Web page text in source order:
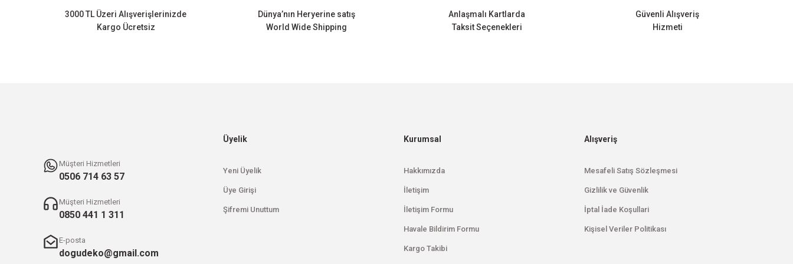
Ürün fiyatı diğer sitelerden daha pahalı.
Bu ürüne benzer farklı alternatifler olmalı.
3000 TL Üzeri Alışverişlerinizde
Kargo Ücretsiz
Dünya’nın Heryerine satış
World Wide Shipping
Anlaşmalı Kartlarda
Taksit Seçenekleri
Güvenli Alışveriş
Hizmeti
Müşteri Hizmetleri
0506 714 63 57
Müşteri Hizmetleri
0850 441 1 311
E-posta
dogudeko@gmail.com
Üyelik
Yeni Üyelik
Üye Girişi
Şifremi Unuttum
Kurumsal
Hakkımızda
İletişim
İletişim Formu
Havale Bildirim Formu
Kargo Takibi
Alışveriş
Mesafeli Satış Sözleşmesi
Gizlilik ve Güvenlik
İptal İade Koşullari
Kişisel Veriler Politikası